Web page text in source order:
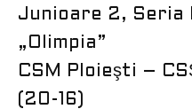
Junioare 2, Seria
„Olimpia”
CSM Ploieşti –
(20-16)